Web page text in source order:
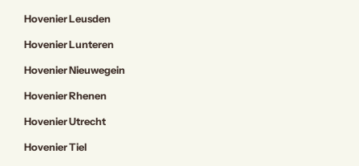
Hovenier Leusden
Hovenier Lunteren
Hovenier Nieuwegein
Hovenier Rhenen
Hovenier Utrecht
Hovenier Tiel